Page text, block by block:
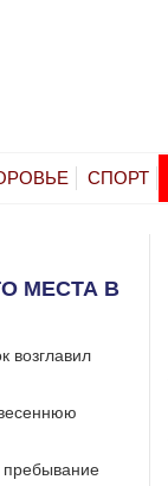
СПОРТ
МЕСТА В
возглавил
пребывание